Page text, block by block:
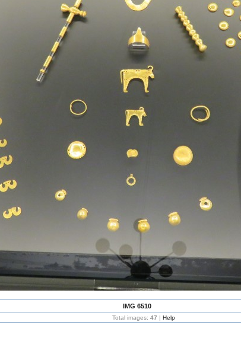
IMG 6510
Total images: 47 | Help